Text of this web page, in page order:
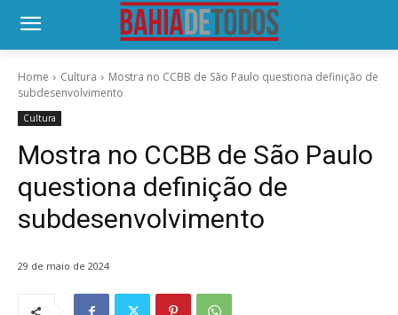
Home Cultura
Mostra no CCBB de São Paulo questiona definição de
subdesenvolvimento
Cultura
Mostra no CCBB de São Paulo
questiona definição de
subdesenvolvimento
29 de maio de 2024